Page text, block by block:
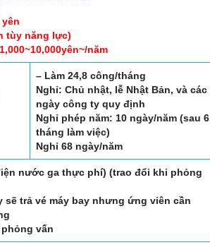
tùy năng lực)
năm
– Làm 24,8 công/tháng
Nghỉ: Chủ nhật, lễ Nhật Bản, và các
ngày công ty quy định
Nghỉ phép năm: 10 ngày/năm (sau 6
tháng làm việc)
Nghỉ 68 ngày/năm
nước ga thực phí) (trao đổi khi phỏng
trả vé máy bay nhưng ứng viên cần
vấn